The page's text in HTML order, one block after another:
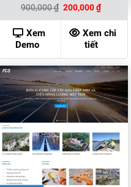
900,000₫ Giá
là:
900,000 ₫.
200,000₫Giá
hiện
tại
là:
Xem
Demo
Xem chi
tiết